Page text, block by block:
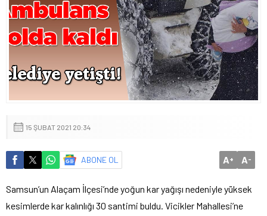
15 ŞUBAT 2021 20:34
ABONE OL A+ A-
Samsun’un Alaçam İlçesi’nde yoğun kar yağışı nedeniyle yüksek
kesimlerde kar kalınlığı 30 santimi buldu. Vicikler Mahallesi’ne